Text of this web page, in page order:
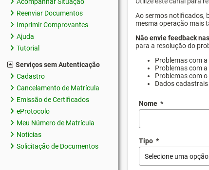
Reenviar Documentos
Imprimir Comprovantes
Ajuda
Tutorial
Serviços sem Autenticação
Cadastro
Cancelamento de Matrícula
Emissão de Certificados
eProtocolo
Meu Número de Matrícula
Notícias
Solicitação de Documentos
Ao sermos notificados,
mesma operação mais
Não envie feedback
para a resolução do
Problemas com a
Problemas com a
Problemas com o
Dados
Nome *
Tipo *
Selecione uma opção